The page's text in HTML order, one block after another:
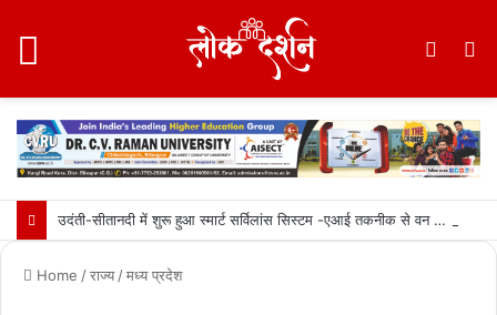
उदंती-सीतानदी में शुरू हुआ स्मार्ट सर्विलांस सिस्टम -एआई तकनीक से वन और वन्यजीवों की 24X7 निगरानी….
Home /राज्य /मध्य प्रदेश